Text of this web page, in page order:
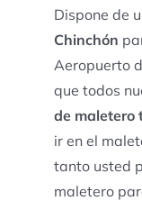
Dispone de
Chinchón
Aeropuerto
que todos
de maletero
ir en el
tanto usted
maletero